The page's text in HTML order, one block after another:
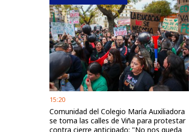
15:20
Comunidad del Colegio María Auxiliadora
se toma las calles de Viña para protestar
contra cierre anticipado: "No nos queda